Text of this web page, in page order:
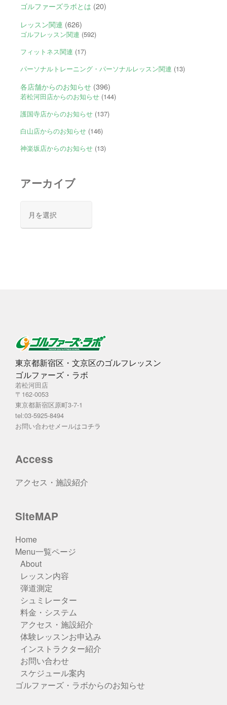
ゴルファーズラボとは (20)
レッスン関連 (626)
ゴルフレッスン関連 (592)
フィットネス関連 (17)
パーソナルトレーニング・パーソナルレッスン関連 (13)
各店舗からのお知らせ(396)
若松河田店からのお知らせ(144)
護国寺店からのお知らせ(137)
白山店からのお知らせ(146)
神楽坂店からのお知らせ(13)
アーカイブ
カ
東京都新宿区・文京区のゴルフレッスン
ゴルファーズ・ラボ
若松河田店
〒162-0053
東京都新宿区原町3-7-1
tel:03-5925-8494
お問い合わせメールはコチラ
Access
アクセス・施設紹介
SiteMAP
Home
Menu一覧ページ
About
レッスン内容
弾道測定
シュミレーター
料金・システム
アクセス・施設紹介
体験レッスンお申込み
インストラクター紹介
お問い合わせ
スケジュール案内
ゴルファーズ・ラボからのお知らせ